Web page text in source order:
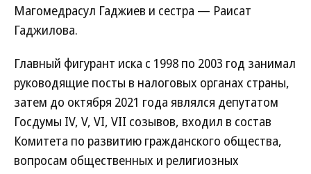
Магомедрасул Гаджиев и сестра — Раисат
Гаджилова.
Главный фигурант иска с 1998 по 2003 год занимал
руководящие посты в налоговых органах страны,
затем до октября 2021 года являлся депутатом
Госдумы IV, V, VI, VII созывов, входил в состав
Комитета по развитию гражданского общества,
вопросам общественных и религиозных